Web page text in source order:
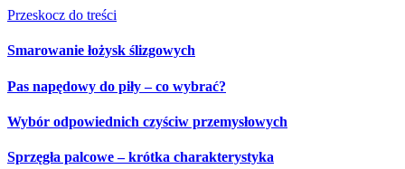
Przeskocz do treści
Smarowanie łożysk ślizgowych
Pas napędowy do piły – co wybrać?
Wybór odpowiednich czyściw przemysłowych
Sprzęgła palcowe – krótka charakterystyka